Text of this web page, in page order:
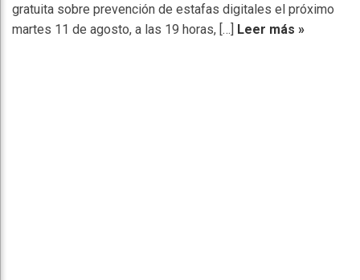
gratuita sobre prevención de estafas digitales el próximo
martes 11 de agosto, a las 19 horas, […] Leer más »